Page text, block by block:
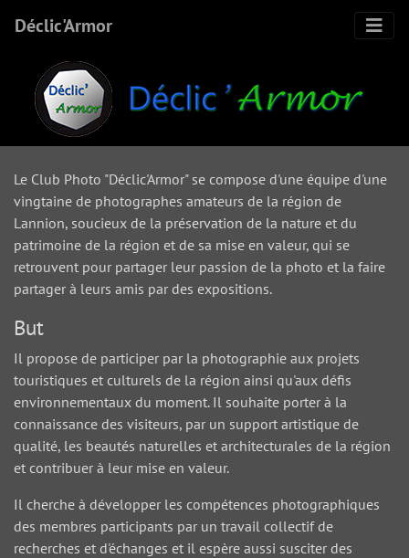
Déclic'Armor
Le Club Photo "Déclic'Armor" se compose d'une équipe d'une
vingtaine de photographes amateurs de la région de
Lannion, soucieux de la préservation de la nature et du
patrimoine de la région et de sa mise en valeur, qui se
retrouvent pour partager leur passion de la photo et la faire
partager à leurs amis par des expositions.
But
Il propose de participer par la photographie aux projets
touristiques et culturels de la région ainsi qu'aux défis
environnementaux du moment. Il souhaite porter à la
connaissance des visiteurs, par un support artistique de
qualité, les beautés naturelles et architecturales de la région
et contribuer à leur mise en valeur.
Il cherche à développer les compétences photographiques
des membres participants par un travail collectif de
recherches et d'échanges et il espère aussi susciter des